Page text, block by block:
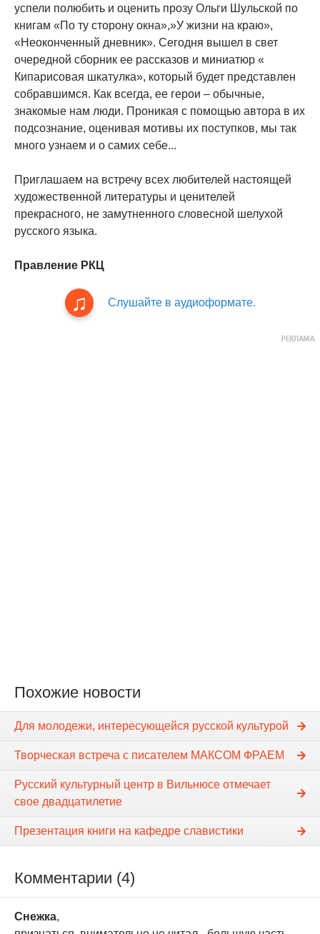
успели полюбить и оценить прозу Ольги Шульской по
книгам «По ту сторону окна»,»У жизни на краю»,
«Неоконченный дневник». Сегодня вышел в свет
очередной сборник ее рассказов и миниатюр «
Кипарисовая шкатулка», который будет представлен
собравшимся. Как всегда, ее герои – обычные,
знакомые нам люди. Проникая с помощью автора в их
подсознание, оценивая мотивы их поступков, мы так
много узнаем и о самих себе...
Приглашаем на встречу всех любителей настоящей
художественной литературы и ценителей
прекрасного, не замутненного словесной шелухой
русского языка.
Правление РКЦ
Слушайте в аудиоформате.
Похожие новости
Для молодежи, интересующейся русской культурой
Творческая встреча с писателем МАКСОМ ФРАЕМ
Русский культурный центр в Вильнюсе отмечает
свое двадцатилетие
Презентация книги на кафедре славистики
Комментарии (4)
Снежка,